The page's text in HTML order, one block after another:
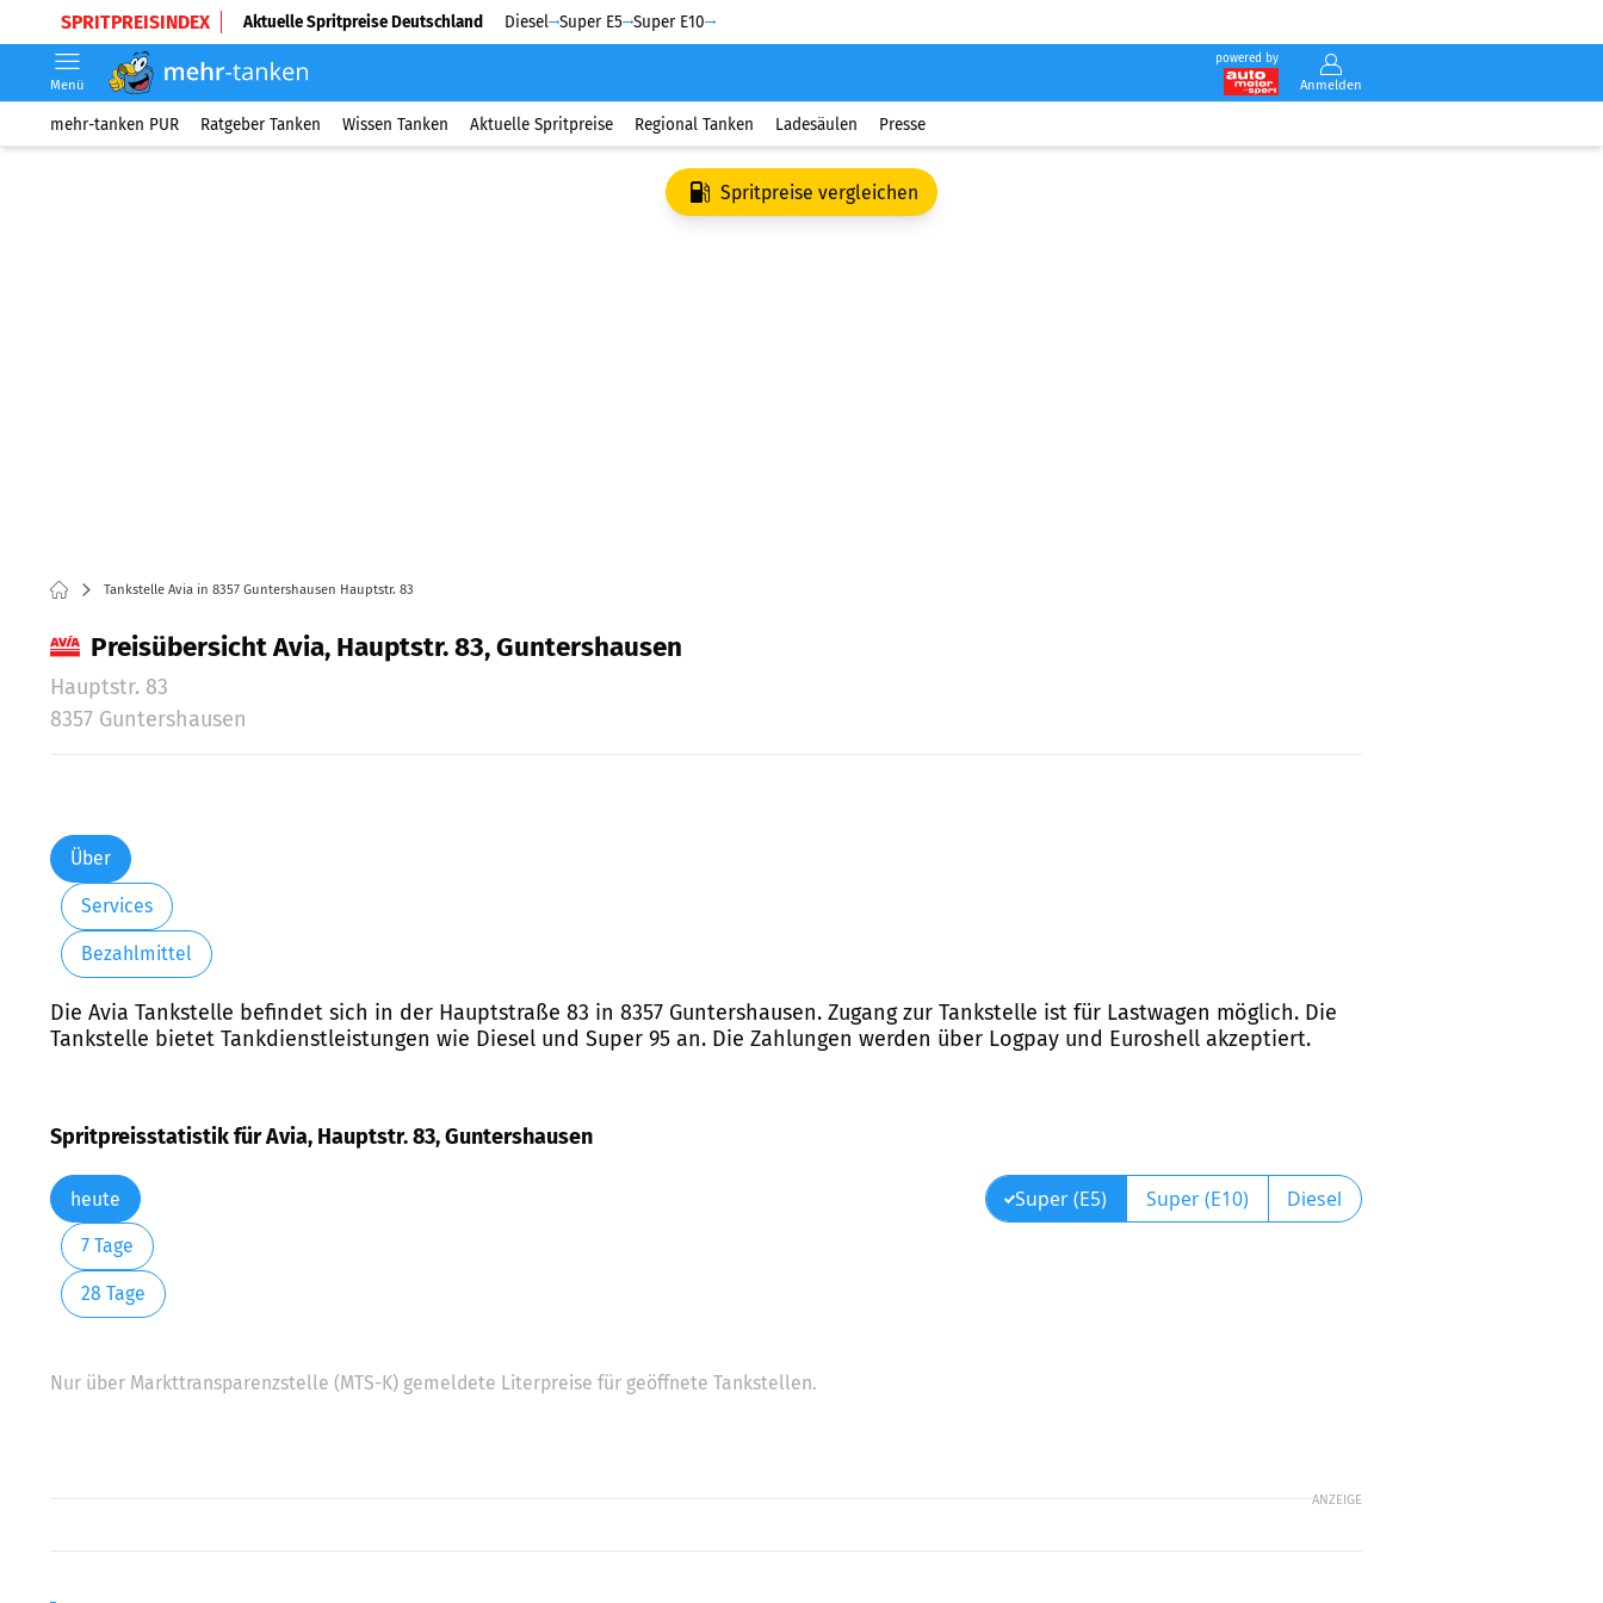
SPRITPREISINDEX Aktuelle Spritpreise Deutschland Diesel Super E5 Super E10
powered by
Anmelden
Menü
mehr-tanken PUR Ratgeber Tanken Wissen Tanken Aktuelle Spritpreise Regional Tanken Ladesäulen Presse
Spritpreise vergleichen
Tankstelle Avia in 8357 Guntershausen Hauptstr. 83
Preisübersicht Avia, Hauptstr. 83, Guntershausen
Hauptstr. 83
8357 Guntershausen
Über
Services
Bezahlmittel
Die Avia Tankstelle befindet sich in der Hauptstraße 83 in 8357 Guntershausen. Zugang zur Tankstelle ist für Lastwagen möglich. Die
Tankstelle bietet Tankdienstleistungen wie Diesel und Super 95 an. Die Zahlungen werden über Logpay und Euroshell akzeptiert.
Spritpreisstatistik für Avia, Hauptstr. 83, Guntershausen
heute
7 Tage
28 Tage
Super (E5) Super (E10) Diesel
Nur über Markttransparenzstelle (MTS-K) gemeldete Literpreise für geöffnete Tankstellen.
ANZEIGE